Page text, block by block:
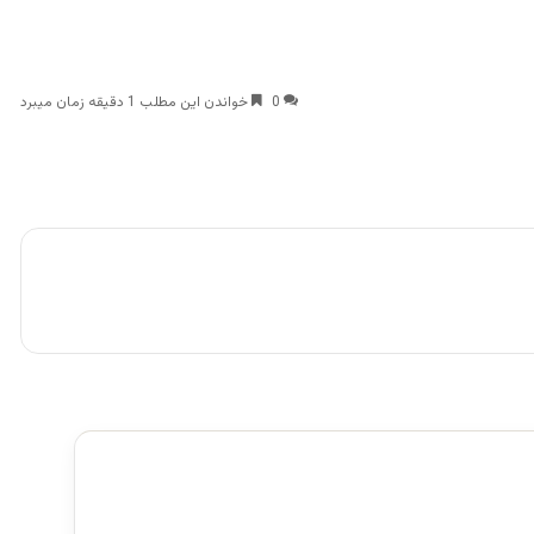
0 خواندن این مطلب 1 دقیقه زمان میبرد